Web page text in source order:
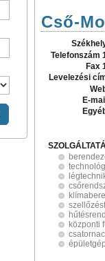
Cső-
Telefonszám
Fax
Levelezési
E-
központi